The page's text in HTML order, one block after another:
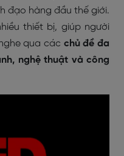
đạo hàng đầu thế giới.
thiết bị, giúp người
qua các chủ đề đa
nghệ thuật và công